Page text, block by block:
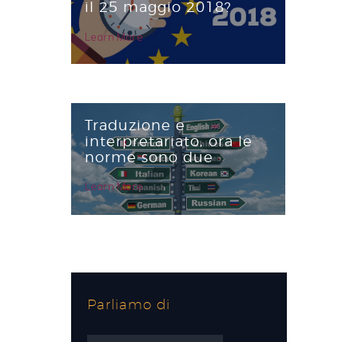
il 25 maggio 2018?
Learn More
Traduzione e
interpretariato, ora le
norme sono due
Learn More
Parliamo di